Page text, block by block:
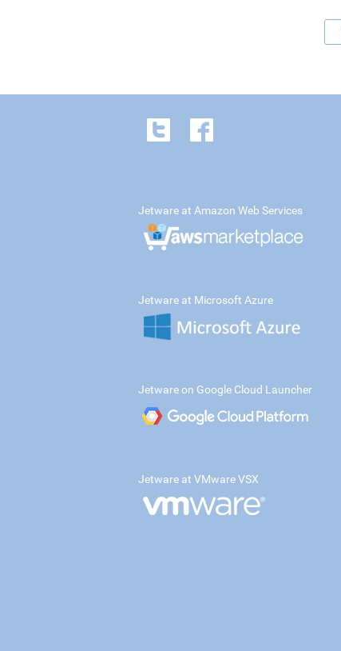
Jetware at Amazon Web Services
Jetware at Microsoft Azure
Jetware on Google Cloud Launcher
Jetware at VMware VSX